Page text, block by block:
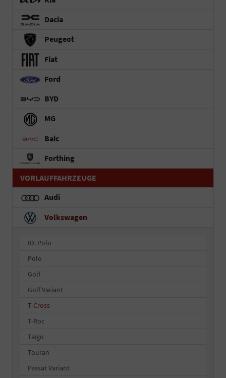
Dacia
Peugeot
Fiat
Ford
BYD
MG
Baic
Forthing
VORLAUFFAHRZEUGE
Audi
Volkswagen
ID. Polo
Polo
Golf
Golf Variant
T-Cross
T-Roc
Taigo
Touran
Passat Variant